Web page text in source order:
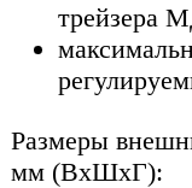
трейзера
Размеры
мм (ВхШхГ):